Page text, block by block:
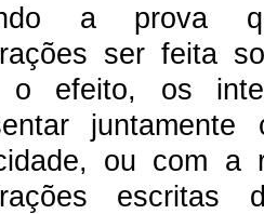
a prova
ser feita
o efeito, os
ou com a
escritas